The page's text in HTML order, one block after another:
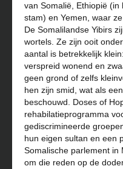
van Somalië, Ethiopië
stam) en Yemen, waar
De Somalilandse Yibirs
wortels. Ze zijn ooit
aantal is betrekkelijk
verspreid wonend en
geen grond of zelfs
hen zijn smid, wat als
beschouwd. Doses of
rehabilatieprogramma
gediscrimineerde
hun eigen sultan en een
Somalische parlement in
om die reden op de